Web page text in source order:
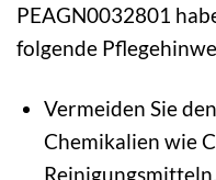
PEAGN0032801
folgende
Vermeiden Sie
Chemikalien wie
Reinigungsmitteln.